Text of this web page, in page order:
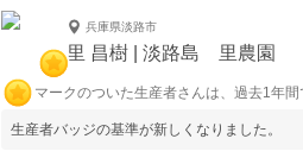
兵庫県淡路市
里 昌樹 | 淡路島 里農園
マークのついた生産者さんは、過去1年
生産者バッジの基準が新しくなりました。